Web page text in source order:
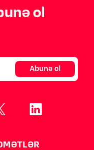
ol
Abunə ol